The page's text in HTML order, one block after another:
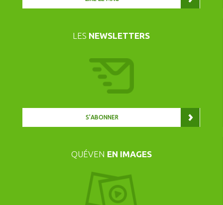
LES NEWSLETTERS
S’ABONNER
QUÉVEN EN IMAGES